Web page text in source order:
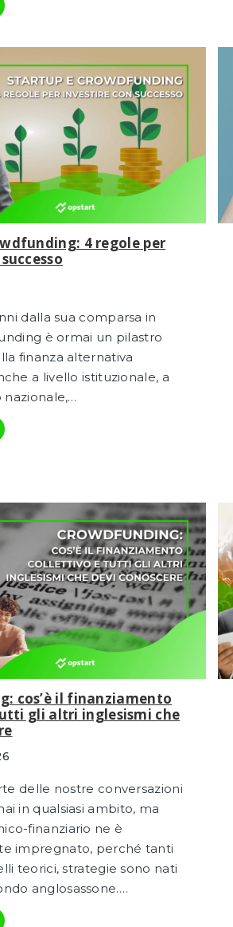
4 regole per
dalla sua comparsa in
è ormai un pilastro
finanza alternativa
a livello istituzionale, a
nazionale,…
cos’è il finanziamento
gli altri inglesismi che
delle nostre conversazioni
in qualsiasi ambito, ma
finanziario ne è
impregnato, perché tanti
teorici, strategie sono nati
anglosassone….